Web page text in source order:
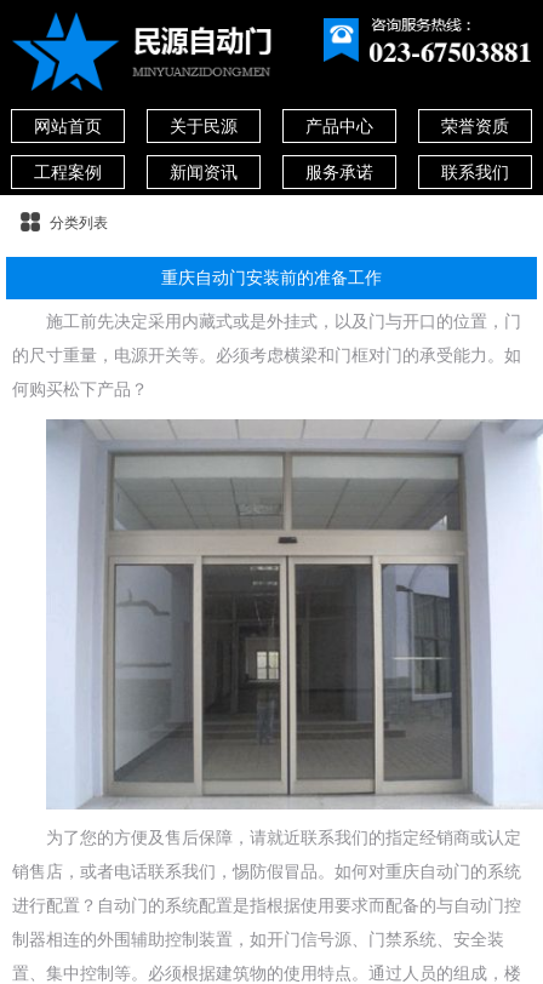
网站首页 关于民源 产品中心 荣誉资质
工程案例 新闻资讯 服务承诺 联系我们
分类列表
重庆自动门安装前的准备工作
施工前先决定采用内藏式或是外挂式，以及门与开口的位置，门
的尺寸重量，电源开关等。必须考虑横梁和门框对门的承受能力。如
何购买松下产品？
为了您的方便及售后保障，请就近联系我们的指定经销商或认定
销售店，或者电话联系我们，惕防假冒品。如何对重庆自动门的系统
进行配置？自动门的系统配置是指根据使用要求而配备的与自动门控
制器相连的外围辅助控制装置，如开门信号源、门禁系统、安全装
置、集中控制等。必须根据建筑物的使用特点。通过人员的组成，楼